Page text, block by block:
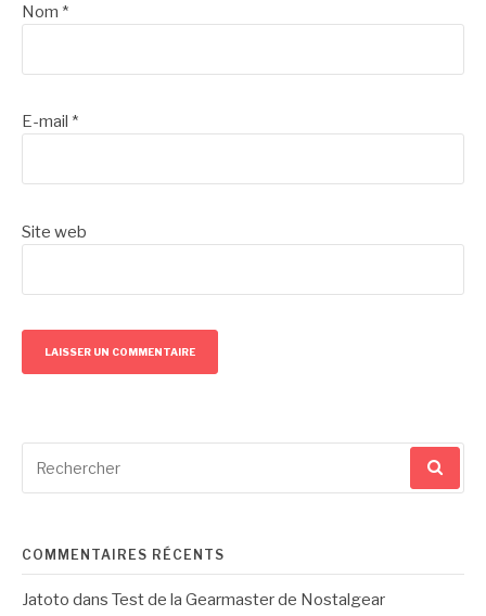
Nom *
E-mail *
Site web
pour
COMMENTAIRES RÉCENTS
Jatoto dans Test de la Gearmaster de Nostalgear